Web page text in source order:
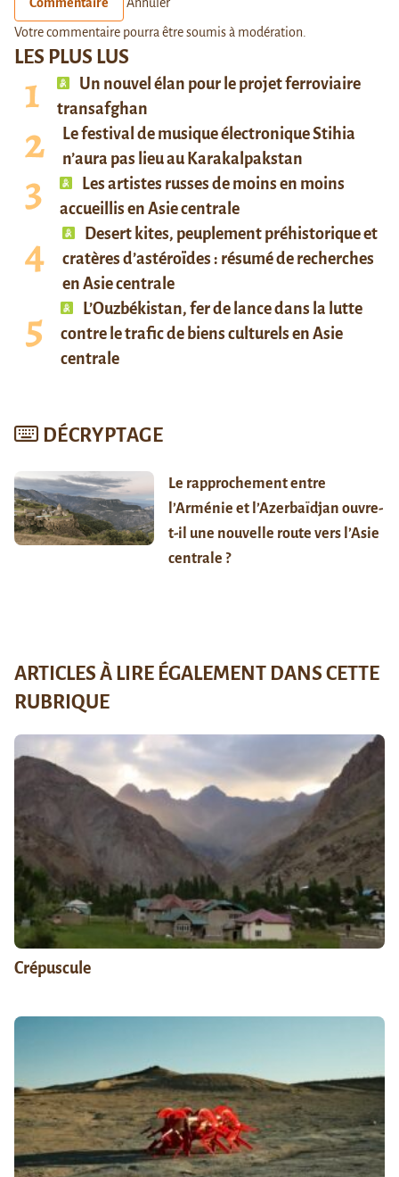
LES PLUS LUS
Un nouvel élan pour le projet ferroviaire
transafghan
Le festival de musique électronique Stihia
n’aura pas lieu au Karakalpakstan
Les artistes russes de moins en moins
accueillis en Asie centrale
Desert kites, peuplement préhistorique et
cratères d’astéroïdes : résumé de recherches
en Asie centrale
L’Ouzbékistan, fer de lance dans la lutte
contre le trafic de biens culturels en Asie
centrale
DÉCRYPTAGE
Le rapprochement entre
l’Arménie et l’Azerbaïdjan ouvre-
t-il une nouvelle route vers l’Asie
centrale ?
Votre commentaire pourra être soumis à modération.
ARTICLES À LIRE ÉGALEMENT DANS CETTE
RUBRIQUE
Crépuscule